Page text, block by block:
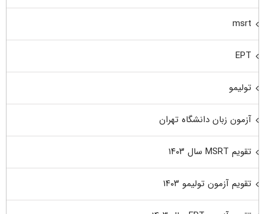
msrt
EPT
تولیمو
آزمون زبان دانشگاه تهران
تقویم MSRT سال ۱۴۰۳
تقویم آزمون تولیمو ۱۴۰۳